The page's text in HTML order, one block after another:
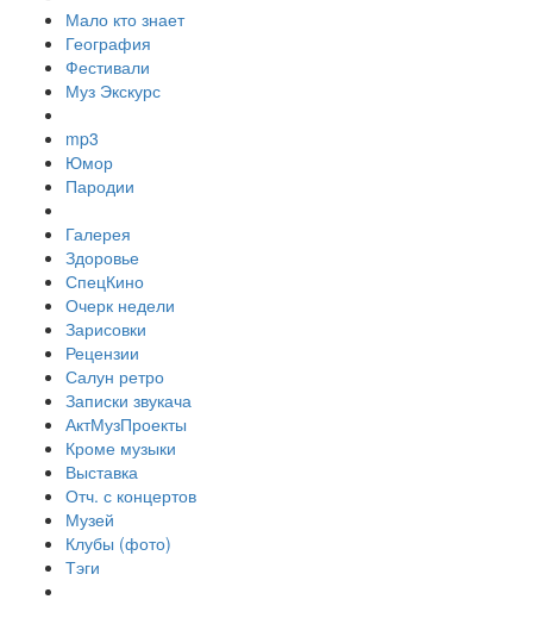
Мало кто знает
География
Фестивали
Муз Экскурс
mp3
Юмор
Пародии
Галерея
Здоровье
СпецКино
Очерк недели
Зарисовки
Рецензии
Салун ретро
Записки звукача
АктМузПроекты
Кроме музыки
Выставка
Отч. с концертов
Музей
Клубы (фото)
Тэги